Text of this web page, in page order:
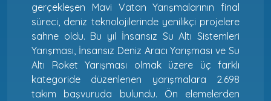
gerçekleşen Mavi Vatan Yarışmalarının final
süreci, deniz teknolojilerinde yenilikçi projelere
sahne oldu. Bu yıl İnsansız Su Altı Sistemleri
Yarışması, İnsansız Deniz Aracı Yarışması ve Su
Altı Roket Yarışması olmak üzere üç farklı
kategoride düzenlenen yarışmalara 2.698
takım başvuruda bulundu. Ön elemelerden